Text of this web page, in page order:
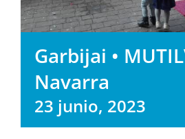
Garbijai •
Navarra
23 junio, 2023